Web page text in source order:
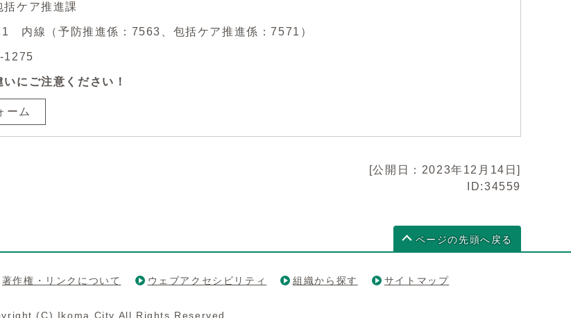
ケア推進課
内線（予防推進係：7563、包括ケア推進係：7571）
1275
にご注意ください！
ーム
[公開日：2023年12月14日]
ID:34559
ページの先頭へ戻る
著作権・リンクについて ウェブアクセシビリティ 組織から探す サイトマップ
(C) Ikoma City All Rights Reserved.